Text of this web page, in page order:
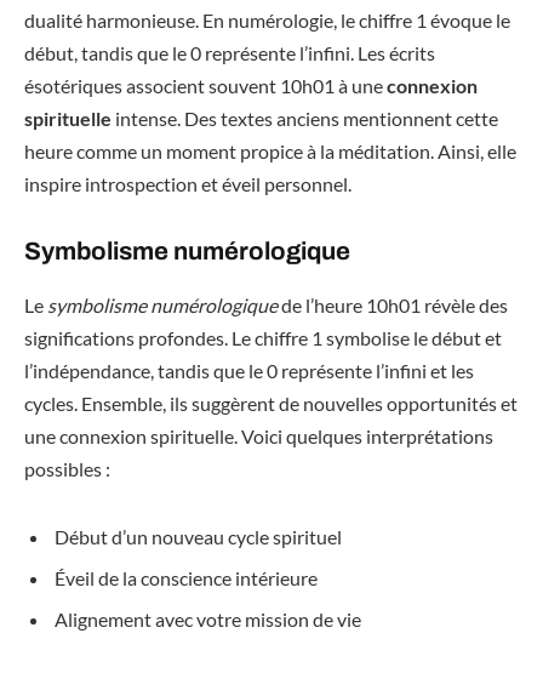
dualité harmonieuse. En numérologie, le chiffre 1 évoque le
début, tandis que le 0 représente l’infini. Les écrits
ésotériques associent souvent 10h01 à uneconnexion
spirituelle intense. Des textes anciens mentionnent cette
heure comme un moment propice à la méditation. Ainsi, elle
inspire introspection et éveil personnel.
Symbolisme numérologique
Le symbolisme numérologiquede l’heure 10h01 révèle des
significations profondes. Le chiffre 1 symbolise le début et
l’indépendance, tandis que le 0 représente l’infini et les
cycles. Ensemble, ils suggèrent de nouvelles opportunités et
une connexion spirituelle. Voici quelques interprétations
possibles :
Début d’un nouveau cycle spirituel
Éveil de la conscience intérieure
Alignement avec votre mission de vie